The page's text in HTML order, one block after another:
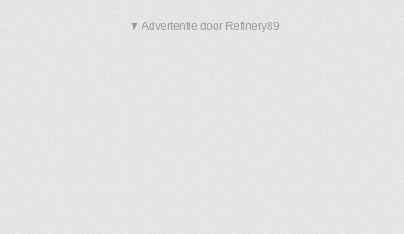
▼ Advertentie door Refinery89